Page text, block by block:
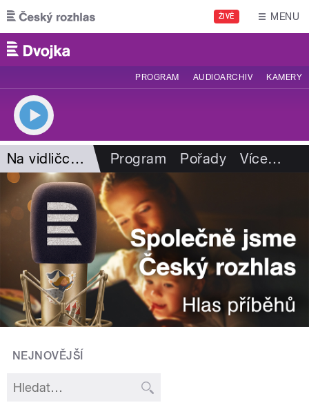
Přejít k hlavnímu obsahu
ŽIVĚ MENU
PROGRAM AUDIOARCHIV KAMERY
Na vidličce Romana Vaňka Program Pořady Více…
NEJNOVĚJŠÍ